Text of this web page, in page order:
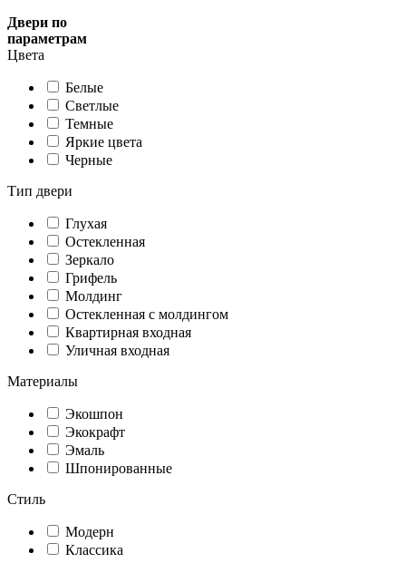
Двери по
параметрам
Цвета
Белые
Светлые
Темные
Яркие цвета
Черные
Тип двери
Глухая
Остекленная
Зеркало
Грифель
Молдинг
Остекленная с молдингом
Квартирная входная
Уличная входная
Материалы
Экошпон
Экокрафт
Эмаль
Шпонированные
Стиль
Модерн
Классика